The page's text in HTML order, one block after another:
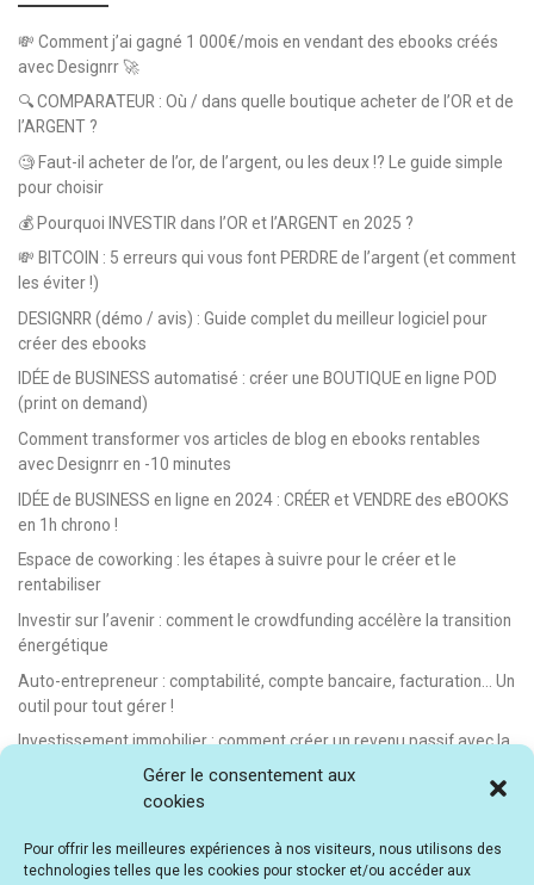
Gérer le consentement aux
cookies
Pour offrir les meilleures expériences à nos visiteurs, nous utilisons des
technologies telles que les cookies pour stocker et/ou accéder aux
💸 Comment j’ai gagné 1 000€/mois en vendant des ebooks créés
avec Designrr 🚀
🔍 COMPARATEUR : Où / dans quelle boutique acheter de l’OR et de
l’ARGENT ?
🧐 Faut-il acheter de l’or, de l’argent, ou les deux !? Le guide simple
pour choisir
💰 Pourquoi INVESTIR dans l’OR et l’ARGENT en 2025 ?
💸 BITCOIN : 5 erreurs qui vous font PERDRE de l’argent (et comment
les éviter !)
DESIGNRR (démo / avis) : Guide complet du meilleur logiciel pour
créer des ebooks
IDÉE de BUSINESS automatisé : créer une BOUTIQUE en ligne POD
(print on demand)
Comment transformer vos articles de blog en ebooks rentables
avec Designrr en -10 minutes
IDÉE de BUSINESS en ligne en 2024 : CRÉER et VENDRE des eBOOKS
en 1h chrono !
Espace de coworking : les étapes à suivre pour le créer et le
rentabiliser
Investir sur l’avenir : comment le crowdfunding accélère la transition
énergétique
Auto-entrepreneur : comptabilité, compte bancaire, facturation… Un
outil pour tout gérer !
Investissement immobilier : comment créer un revenu passif avec la
location saisonnière
E-learning : les meilleurs LMS gratuits et payants pour créer et
Idée de business en ligne automatisé : vendre des formations en e-